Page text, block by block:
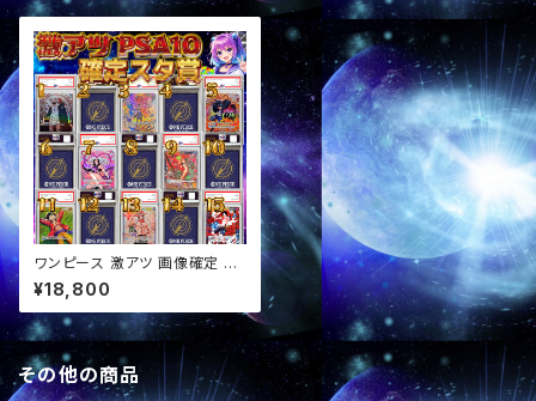
ワンピース 激アツ 画像確定 PS
A10確定 スタ賞パック オリパ
¥18,800
その他の商品